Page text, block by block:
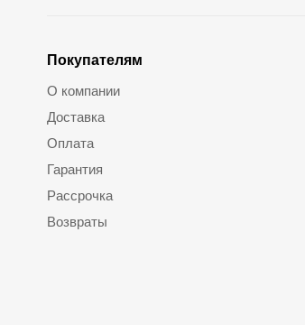
Покупателям
О компании
Доставка
Оплата
Гарантия
Рассрочка
Возвраты